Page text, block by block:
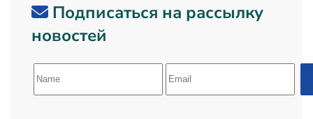
Подписаться на рассылку
новостей